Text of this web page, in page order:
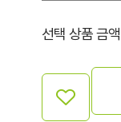
선택 상품 금액